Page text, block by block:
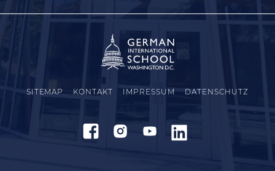
SITEMAP KONTAKT IMPRESSUM DATENSCHUTZ